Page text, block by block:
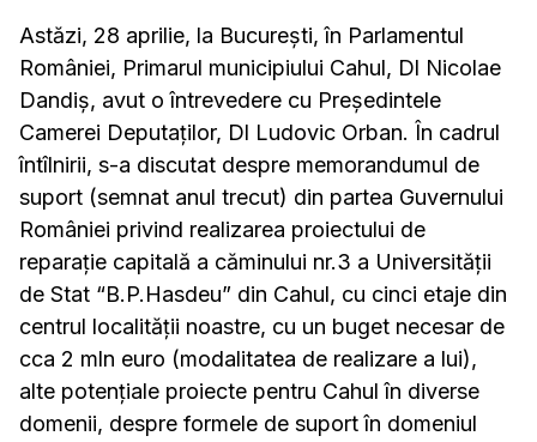
Astăzi, 28 aprilie, la București, în Parlamentul
României, Primarul municipiului Cahul, Dl Nicolae
Dandiș, avut o întrevedere cu Președintele
Camerei Deputaților, Dl Ludovic Orban. În cadrul
întîlnirii, s-a discutat despre memorandumul de
suport (semnat anul trecut) din partea Guvernului
României privind realizarea proiectului de
reparație capitală a căminului nr.3 a Universității
de Stat “B.P.Hasdeu” din Cahul, cu cinci etaje din
centrul localității noastre, cu un buget necesar de
cca 2 mln euro (modalitatea de realizare a lui),
alte potențiale proiecte pentru Cahul în diverse
domenii, despre formele de suport în domeniul